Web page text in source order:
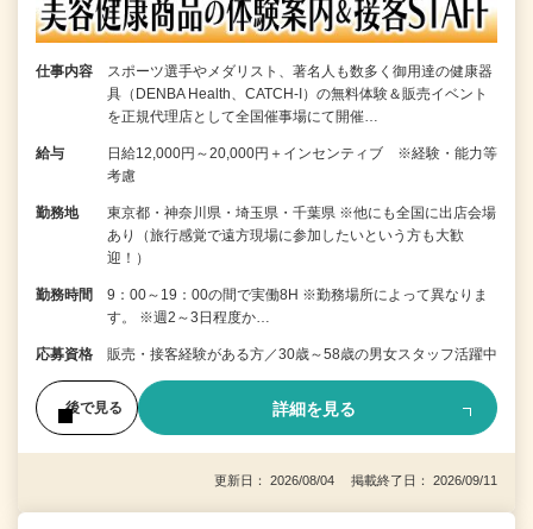
仕事内容
スポーツ選手やメダリスト、著名人も数多く御用達の健康器
具（DENBA Health、CATCH-I）の無料体験＆販売イベント
を正規代理店として全国催事場にて開催…
給与
日給12,000円～20,000円＋インセンティブ ※経験・能力等
考慮
勤務地
東京都・神奈川県・埼玉県・千葉県 ※他にも全国に出店会場
あり（旅行感覚で遠方現場に参加したいという方も大歓
迎！）
勤務時間
9：00～19：00の間で実働8H ※勤務場所によって異なりま
す。 ※週2～3日程度か…
応募資格 販売・接客経験がある方／30歳～58歳の男女スタッフ活躍中
後で見る 詳細を見る
更新日： 2026/08/04 掲載終了日： 2026/09/11